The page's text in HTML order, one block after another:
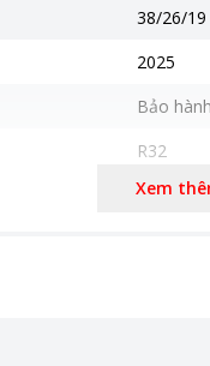
38/26/19
2025
Bảo
R32
0.7 kW/h
Xem